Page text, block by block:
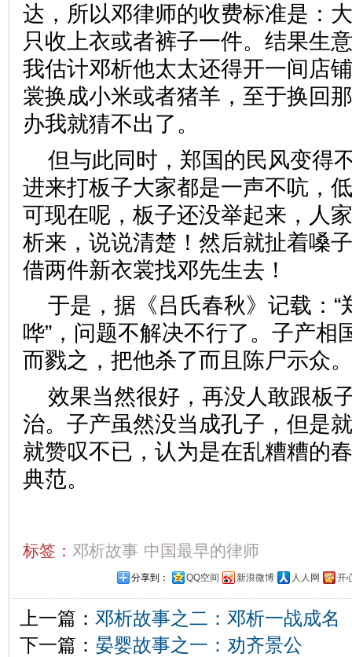
达，所以邓律师的收费标准是：
只收上衣或者裤子一件。结果生
我估计邓析他太太还得开一间店
裳换成小米或者猪羊，至于换回
办我就猜不出了。
但与此同时，郑国的民风变得
进来打板子大家都是一声不吭，
可现在呢，板子还没举起来，人
析来，说说清楚！然后就扯着嗓
借两件新衣裳找邓先生去！
于是，据《吕氏春秋》记载：“
哗”，问题不解决不行了。子产相
而戮之，把他杀了而且陈尸示众。
效果当然很好，再没人敢跟板
治。子产虽然没当成孔子，但是
就赞叹不已，认为是在乱糟糟的
典范。
标签： 邓析故事 中国最早的律师
分享到： QQ空间 新浪微博 人人网 开
上一篇： 邓析故事之二：邓析一战成名
下一篇： 晏婴故事之一：劝齐景公